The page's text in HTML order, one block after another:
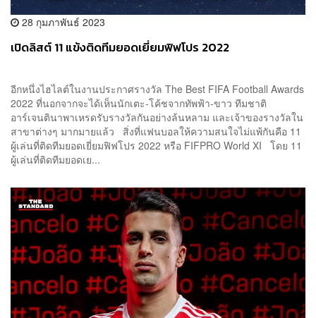
28 กุมภาพันธ์ 2023
เปิดลิสต์ 11 แข้งติดทีมยอดเยี่ยมฟิฟโปร 2022
อีกหนึ่งไฮไลต์ในงานประกาศรางวัล The Best FIFA Football Awards
2022 ที่นอกจากจะได้เห็นนักเตะ-โค้ชจากทัพฟ้า-ขาว ทีมชาติ
อาร์เจนตินาพาเหรดรับรางวัลกันอย่างล้นหลาม และเจ้าของรางวัลใน
สาขาต่างๆ มากมายแล้ว สิ่งที่แฟนบอลให้ความสนใจไม่แพ้กันคือ 11
ผู้เล่นที่ติดทีมยอดเยี่ยมฟิฟโปร 2022 หรือ FIFPRO World XI โดย 11
ผู้เล่นที่ติดทีมยอดเย...